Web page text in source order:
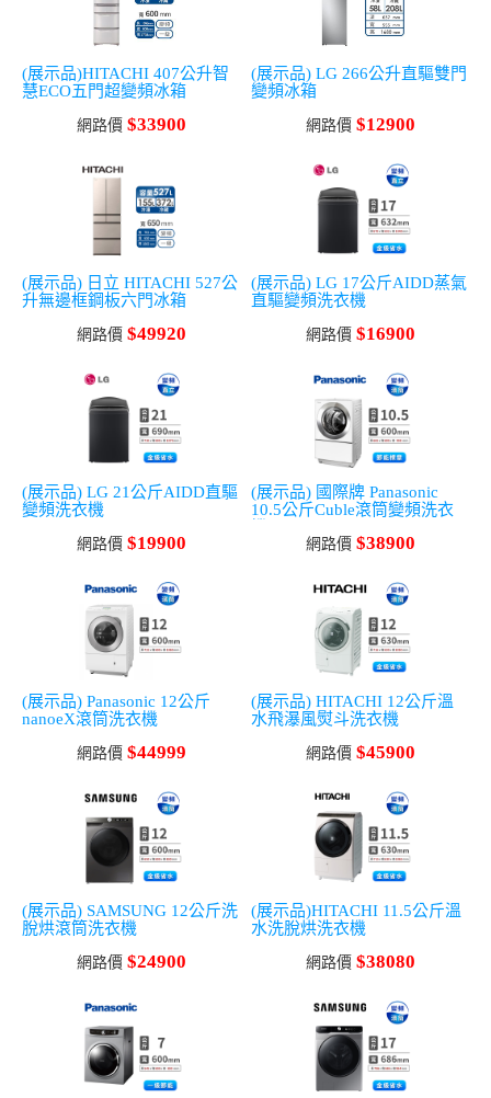
(展示品)HITACHI 407公升智
慧ECO五門超變頻冰箱
網路價 $33900
(展示品) LG 266公升直驅雙門
變頻冰箱
網路價 $12900
(展示品) 日立 HITACHI 527公
升無邊框鋼板六門冰箱
網路價 $49920
(展示品) LG 17公斤AIDD蒸氣
直驅變頻洗衣機
網路價 $16900
(展示品) LG 21公斤AIDD直驅
變頻洗衣機
網路價 $19900
(展示品) 國際牌 Panasonic
10.5公斤Cuble滾筒變頻洗衣
網路價 $38900
(展示品) Panasonic 12公斤
nanoeX滾筒洗衣機
網路價 $44999
(展示品) HITACHI 12公斤溫
水飛瀑風熨斗洗衣機
網路價 $45900
(展示品) SAMSUNG 12公斤洗
脫烘滾筒洗衣機
網路價 $24900
(展示品)HITACHI 11.5公斤溫
水洗脫烘洗衣機
網路價 $38080